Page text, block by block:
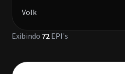
Volk
Exibindo 72EPI's